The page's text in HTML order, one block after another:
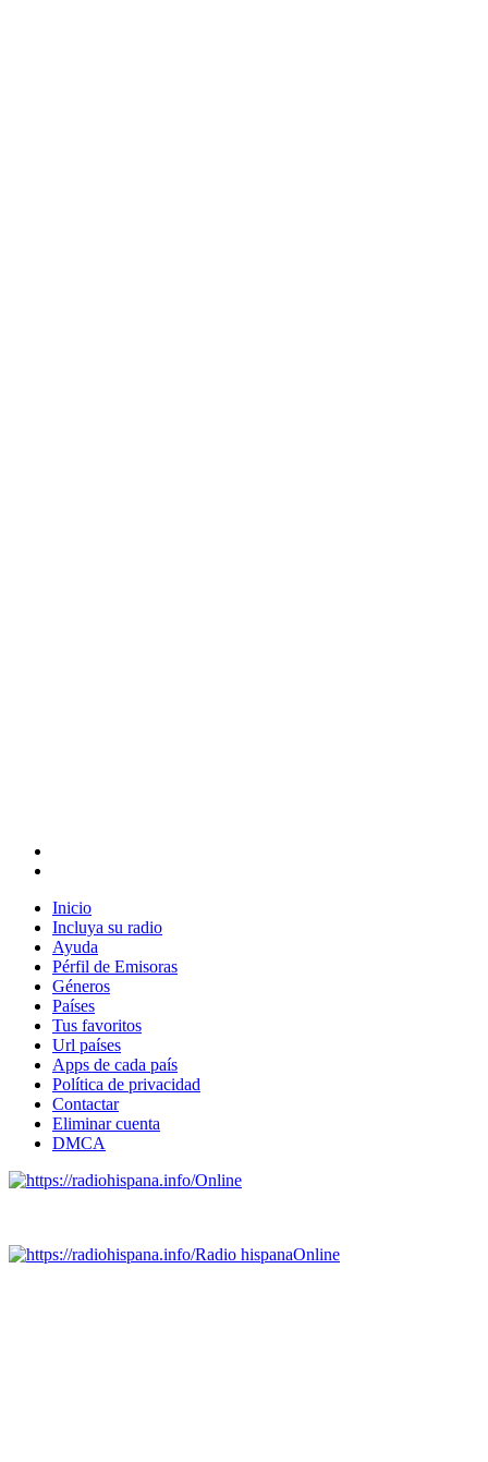
Inicio
Incluya su radio
Ayuda
Pérfil de Emisoras
Géneros
Países
Tus favoritos
Url países
Apps de cada país
Política de privacidad
Contactar
Eliminar cuenta
DMCA
Online
Radio hispanaOnline